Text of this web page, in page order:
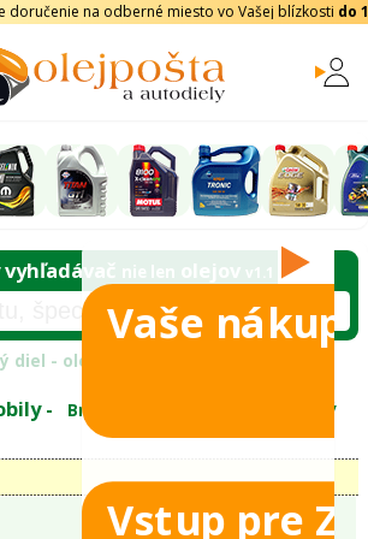
doručenie na odberné miesto vo Vašej blízkosti do
vyhľadávač
diel - olejový filter -
Vaše nákupy
Vstup pre